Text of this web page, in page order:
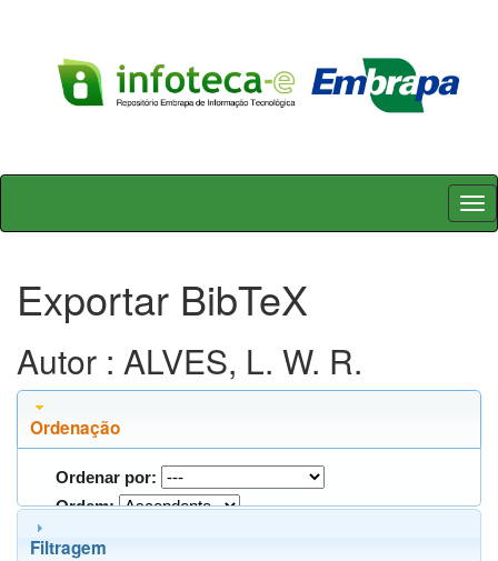
Skip
Exportar BibTeX
Autor : ALVES, L. W. R.
Ordenação
Ordenar por:
Ordem:
Filtragem